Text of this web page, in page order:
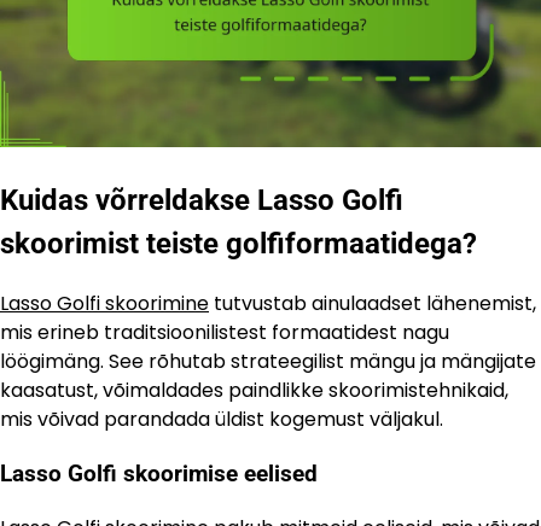
Kuidas võrreldakse Lasso Golfi
skoorimist teiste golfiformaatidega?
Lasso Golfi skoorimine tutvustab ainulaadset lähenemist,
mis erineb traditsioonilistest formaatidest nagu
löögimäng. See rõhutab strateegilist mängu ja mängijate
kaasatust, võimaldades paindlikke skoorimistehnikaid,
mis võivad parandada üldist kogemust väljakul.
Lasso Golfi skoorimise eelised